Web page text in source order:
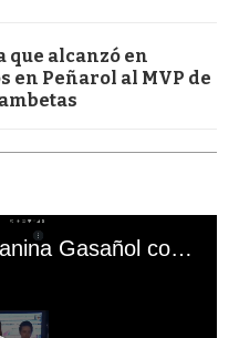
que alcanzó en
en Peñarol al MVP de
El mal momento de Yanina Gasañol con un hincha argentino en "Subrayado"